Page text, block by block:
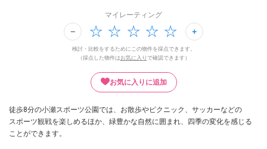
マイレーティング
検討・比較をするためにこの物件を採点できます。
（採点した物件は お気に入り で確認できます）
お気に入りに追加
徒歩8分の小瀬スポーツ公園では、お散歩やピクニック、サッカーなどの
スポーツ観戦を楽しめるほか、緑豊かな自然に囲まれ、四季の変化を感じる
ことができます。